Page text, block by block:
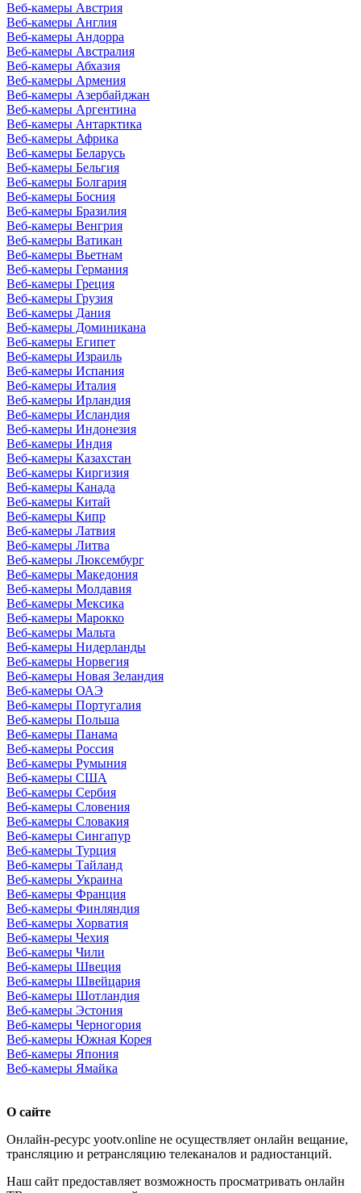
Веб-камеры Австрия
Веб-камеры Англия
Веб-камеры Андорра
Веб-камеры Австралия
Веб-камеры Абхазия
Веб-камеры Армения
Веб-камеры Азербайджан
Веб-камеры Аргентина
Веб-камеры Антарктика
Веб-камеры Африка
Веб-камеры Беларусь
Веб-камеры Бельгия
Веб-камеры Болгария
Веб-камеры Босния
Веб-камеры Бразилия
Веб-камеры Венгрия
Веб-камеры Ватикан
Веб-камеры Вьетнам
Веб-камеры Германия
Веб-камеры Греция
Веб-камеры Грузия
Веб-камеры Дания
Веб-камеры Доминикана
Веб-камеры Египет
Веб-камеры Израиль
Веб-камеры Испания
Веб-камеры Италия
Веб-камеры Ирландия
Веб-камеры Исландия
Веб-камеры Индонезия
Веб-камеры Индия
Веб-камеры Казахстан
Веб-камеры Киргизия
Веб-камеры Канада
Веб-камеры Китай
Веб-камеры Кипр
Веб-камеры Латвия
Веб-камеры Литва
Веб-камеры Люксембург
Веб-камеры Македония
Веб-камеры Молдавия
Веб-камеры Мексика
Веб-камеры Марокко
Веб-камеры Мальта
Веб-камеры Нидерланды
Веб-камеры Норвегия
Веб-камеры Новая Зеландия
Веб-камеры ОАЭ
Веб-камеры Португалия
Веб-камеры Польша
Веб-камеры Панама
Веб-камеры Россия
Веб-камеры Румыния
Веб-камеры США
Веб-камеры Сербия
Веб-камеры Словения
Веб-камеры Словакия
Веб-камеры Сингапур
Веб-камеры Турция
Веб-камеры Тайланд
Веб-камеры Украина
Веб-камеры Франция
Веб-камеры Финляндия
Веб-камеры Хорватия
Веб-камеры Чехия
Веб-камеры Чили
Веб-камеры Швеция
Веб-камеры Швейцария
Веб-камеры Шотландия
Веб-камеры Эстония
Веб-камеры Черногория
Веб-камеры Южная Корея
Веб-камеры Япония
Веб-камеры Ямайка
О сайте
Онлайн-ресурс yootv.online не осуществляет онлайн вещание,
трансляцию и ретрансляцию телеканалов и радиостанций.
Наш сайт предоставляет возможность просматривать онлайн